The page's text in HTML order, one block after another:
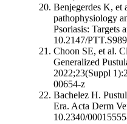
Benjegerdes K, et
pathophysiology
Psoriasis: Targets
10.2147/
Choon SE, et al.
Generalized
2022;23(Suppl
00654-z
Bachelez H.
Era. Acta Derm
10.2340/